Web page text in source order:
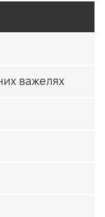
важелях